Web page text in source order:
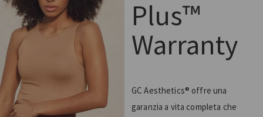
Plus™
Warranty
GC Aesthetics® offre una
garanzia a vita completa che